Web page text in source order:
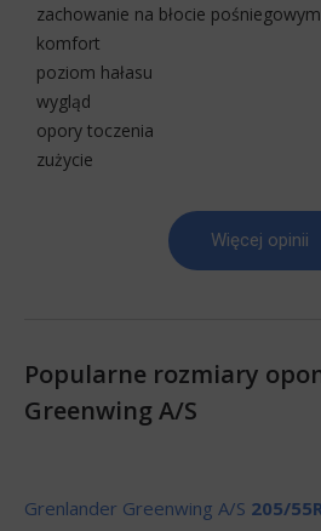
zachowanie na błocie pośniegowym
komfort
poziom hałasu
wygląd
opory toczenia
zużycie
Więcej opinii
Popularne rozmiary
Greenwing A/S
Grenlander Greenwing A/S 205/